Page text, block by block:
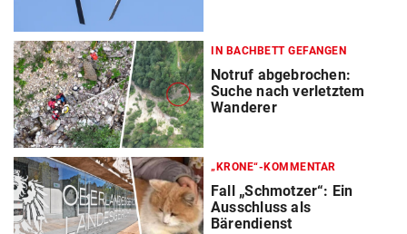
IN BACHBETT GEFANGEN
Notruf abgebrochen:
Suche nach verletztem
Wanderer
„KRONE“-KOMMENTAR
Fall „Schmotzer“: Ein
Ausschluss als
Bärendienst